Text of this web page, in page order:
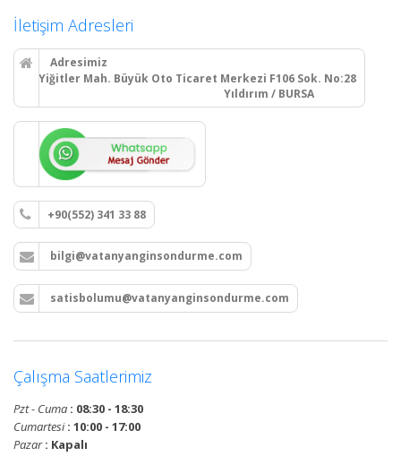
İletişim Adresleri
Adresimiz
Yiğitler Mah. Büyük Oto Ticaret Merkezi F106 Sok. No:28
Yıldırım / BURSA
+90(552) 341 33 88
bilgi@vatanyanginsondurme.com
satisbolumu@vatanyanginsondurme.com
Çalışma Saatlerimiz
Pzt - Cuma : 08:30 - 18:30
Cumartesi: 10:00 - 17:00
Pazar: Kapalı